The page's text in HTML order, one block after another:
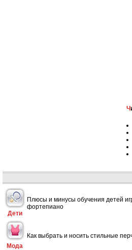
Дети
Плюсы и минусы обучения детей
фортепиано
Мода
Как выбрать и носить стильные